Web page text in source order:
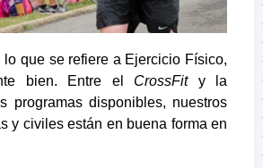
lo que se refiere a Ejercicio Físico,
bien. Entre el CrossFity la
programas disponibles, nuestros
y civiles están en buena forma en